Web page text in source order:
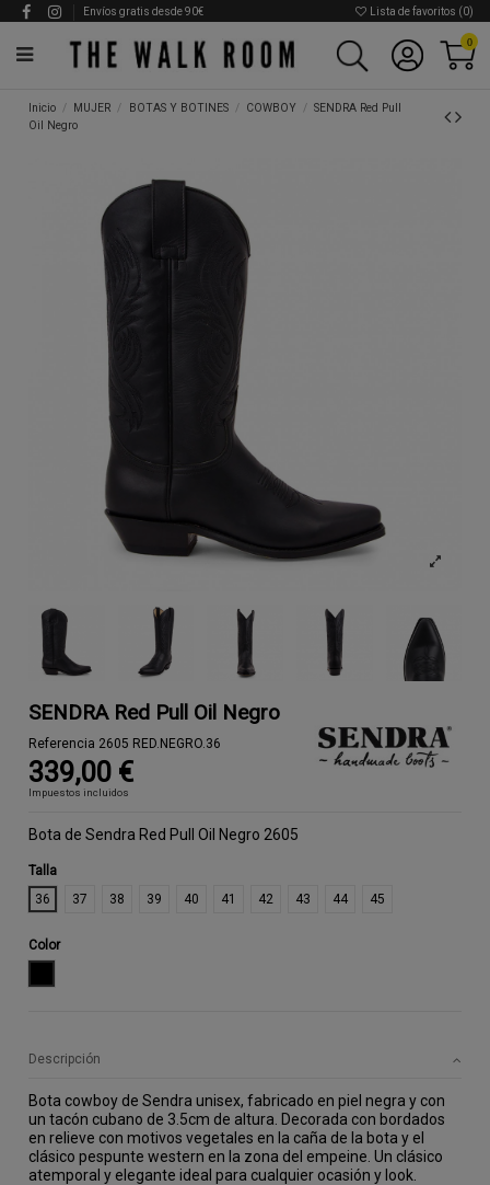
Envíos gratis desde 90€ Lista de favoritos (0)
0
Inicio MUJER BOTAS Y BOTINES COWBOY
SENDRA Red Pull
Oil Negro
SENDRA Red Pull Oil Negro
Referencia 2605 RED.NEGRO.36
339,00 €
Impuestos incluidos
Bota de Sendra Red Pull Oil Negro 2605
Talla
36
37 38 39 40 41 42 43 44 45
Color
Descripción
Bota cowboy de Sendra unisex, fabricado en piel negra y con
un tacón cubano de 3.5cm de altura. Decorada con bordados
en relieve con motivos vegetales en la caña de la bota y el
clásico pespunte western en la zona del empeine. Un clásico
atemporal y elegante ideal para cualquier ocasión y look.